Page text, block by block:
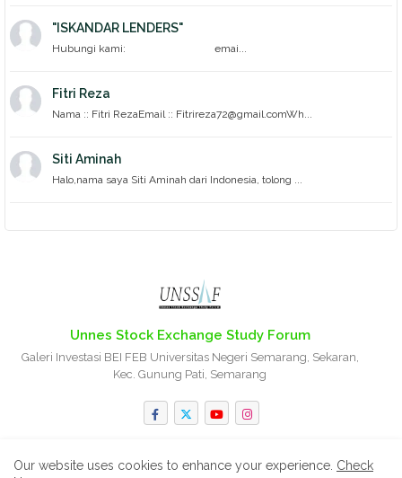
"ISKANDAR LENDERS"
Hubungi kami: emai...
Fitri Reza
Nama :: Fitri RezaEmail :: Fitrireza72@gmail.comWh...
Siti Aminah
Halo,nama saya Siti Aminah dari Indonesia, tolong ...
Unnes Stock Exchange Study Forum
Galeri Investasi BEI FEB Universitas Negeri Semarang, Sekaran,
Kec. Gunung Pati, Semarang
Our website uses cookies to enhance your experience. Check